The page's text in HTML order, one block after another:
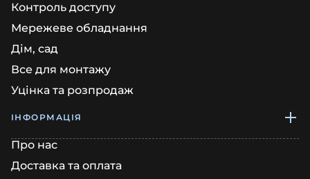
Контроль доступу
Мережеве обладнання
Дім, сад
Все для монтажу
Уцінка та розпродаж
ІНФОРМАЦІЯ
Про нас
Доставка та оплата